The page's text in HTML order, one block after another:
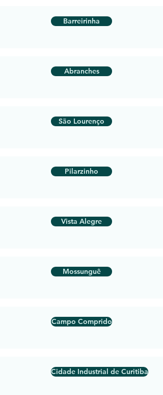
Barreirinha
Abranches
São Lourenço
Pilarzinho
Vista Alegre
Mossunguê
Campo Comprido
Cidade Industrial de Curitiba